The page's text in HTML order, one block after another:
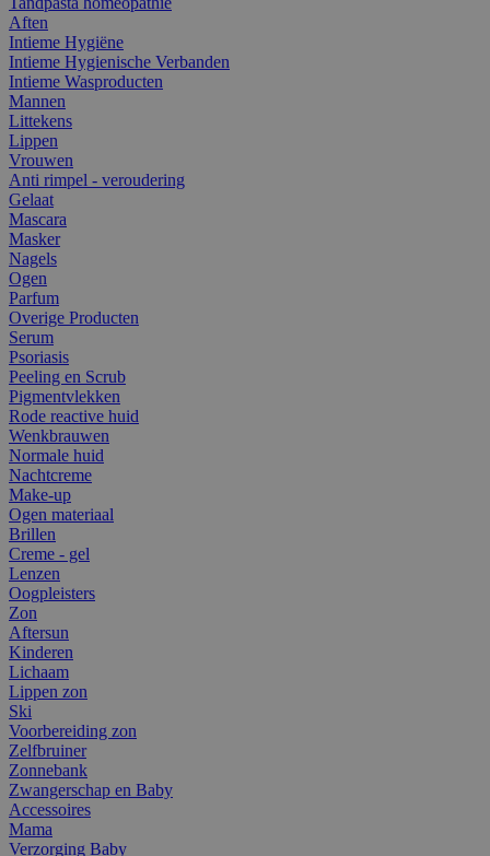
Aften
Intieme Hygiëne
Intieme Hygienische Verbanden
Intieme Wasproducten
Mannen
Littekens
Lippen
Vrouwen
Anti rimpel - veroudering
Gelaat
Mascara
Masker
Nagels
Ogen
Parfum
Overige Producten
Serum
Psoriasis
Peeling en Scrub
Pigmentvlekken
Rode reactive huid
Wenkbrauwen
Normale huid
Nachtcreme
Make-up
Ogen materiaal
Brillen
Creme - gel
Lenzen
Oogpleisters
Zon
Aftersun
Kinderen
Lichaam
Lippen zon
Ski
Voorbereiding zon
Zelfbruiner
Zonnebank
Zwangerschap en Baby
Accessoires
Mama
Verzorging Baby